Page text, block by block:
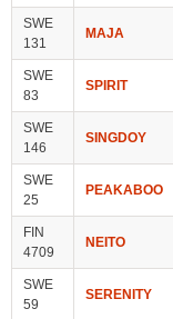
SWE
131
MAJA
SWE
83
SPIRIT
SWE
146
SINGDOY
SWE
25
PEAKABOO
FIN
4709
NEITO
SWE
59
SERENITY